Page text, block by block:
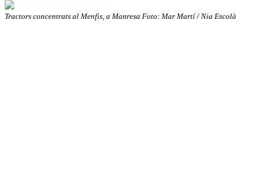
Tractors concentrats al Menfis, a Manresa Foto: Mar Martí / Nia Escolà